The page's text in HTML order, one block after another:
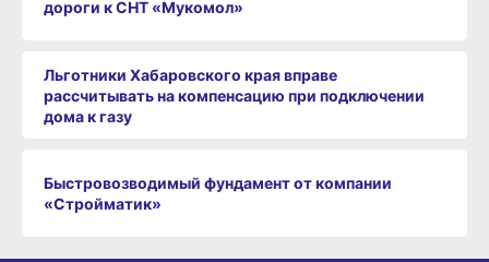
дороги к СНТ «Мукомол»
Льготники Хабаровского края вправе
рассчитывать на компенсацию при подключении
дома к газу
Быстровозводимый фундамент от компании
«Стройматик»